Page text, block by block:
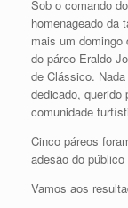
Sob o comando
homenageado da
mais um
do páreo Eraldo
de Clássico.
dedicado, querido
comunidade
Cinco páreos
adesão do
Vamos aos